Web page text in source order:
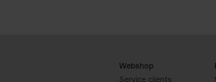
Webshop
Service clients